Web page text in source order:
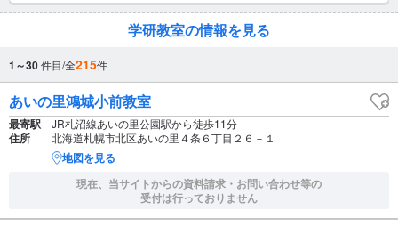
学研教室の情報を見る
1～30件目/全215件
あいの里鴻城小前教室
最寄駅 JR札沼線あいの里公園駅から徒歩11分
住所 北海道札幌市北区あいの里４条６丁目２６－１
地図を見る
現在、当サイトからの資料請求・お問い合わせ等の
受付は行っておりません